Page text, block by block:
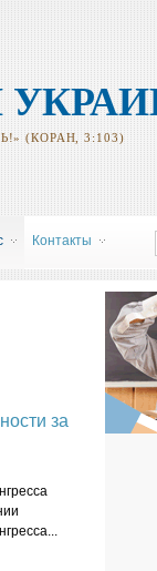
(КОРАН, 3:103)
Контакты
за